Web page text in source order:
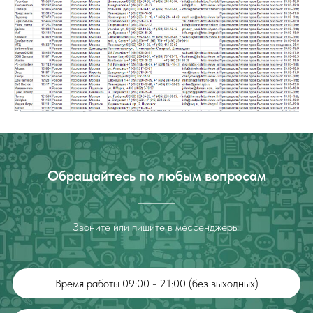
Обращайтесь по любым вопросам
Звоните или пишите в мессенджеры.
Время работы 09:00 - 21:00 (без выходных)